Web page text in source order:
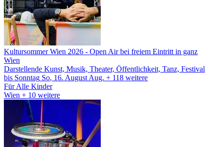
Kultursommer Wien 2026 - Open Air bei freiem Eintritt in ganz
Wien
Darstellende Kunst, Musik, Theater, Öffentlichkeit, Tanz, Festival
bis Sonntag So, 16. August Aug. + 118 weitere
Für Alle Kinder
Wien + 10 weitere